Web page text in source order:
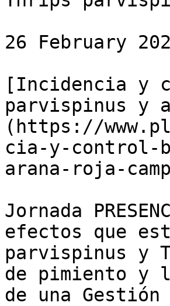
26 February
[Incidencia y
parvispinus y
(https://
cia-y-control-
arana-roja-
Jornada
efectos que
parvispinus y
de pimiento y
de una